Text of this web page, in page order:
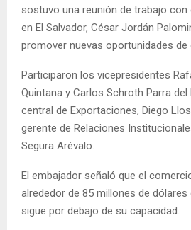
sostuvo una reunión de trabajo con
en El Salvador, César Jordán
promover nuevas oportunidades de
Participaron los vicepresidentes
Quintana y Carlos Schroth Parra del
central de Exportaciones, Diego
gerente de Relaciones
Segura Arévalo.
El embajador señaló que el
alrededor de 85 millones de
sigue por debajo de su capacidad.